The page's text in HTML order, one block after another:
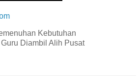
Kebutuhan
Diambil Alih Pusat